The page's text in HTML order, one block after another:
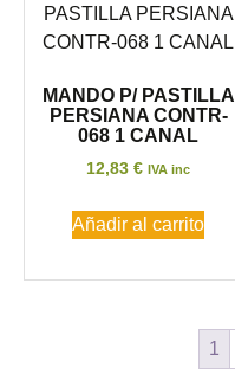
MANDO P/ PASTILLA
PERSIANA CONTR-
068 1 CANAL
12,83 € IVA inc
Añadir al carrito
1